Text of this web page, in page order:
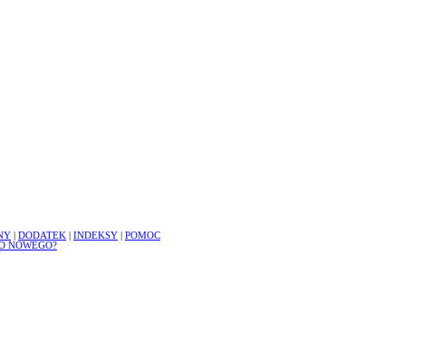
DODATEK INDEKSY
POMOC
NOWEGO?